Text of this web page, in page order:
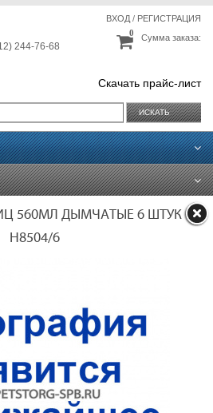
244-76-68
ВХОД/ РЕГИСТРАЦИЯ
Сумма заказа:
0
Скачать прайс-лист
ИСКАТЬ
560МЛ ДЫМЧАТЫЕ 6 ШТУК
H8504/6